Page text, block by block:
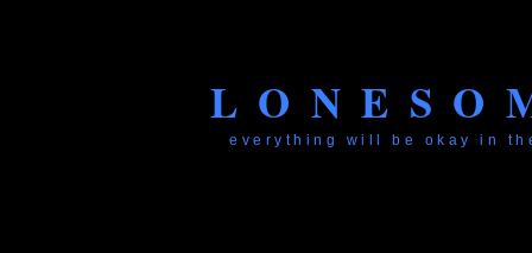
everything will be okay in